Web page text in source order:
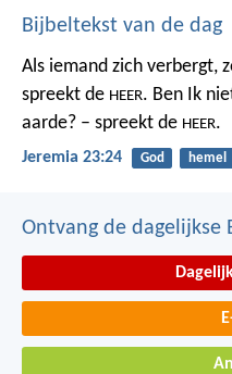
Bijbeltekst van de dag
Als iemand zich verbergt,
spreekt de HEER. Ben Ik
aarde? – spreekt de HEER.
Jeremia 23:24 God hemel
Ontvang de dagelijkse